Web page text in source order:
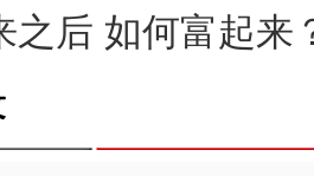
之后 如何富起来